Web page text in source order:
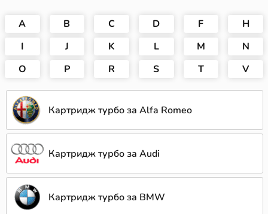
A B C D F
H
I
J K L M
N
O
P R S T V
Картридж турбо за Alfa Romeo
Картридж турбо за Audi
Картридж турбо за BMW